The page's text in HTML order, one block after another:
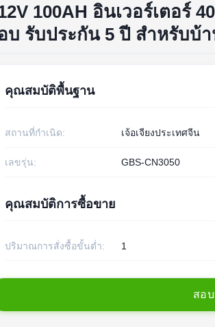
100AH อินเวอร์เตอร์
บ รับประกัน 5 ปี สำหรับบ้
คุณสมบัติพื้นฐาน
สถานที่กำเนิด: เจ้อเจียงประเทศจีน
เลขรุ่น: GBS-CN3050
คุณสมบัติการซื้อขาย
ปริมาณการสั่งซื้อขั้นต่ำ: 1
สอบ